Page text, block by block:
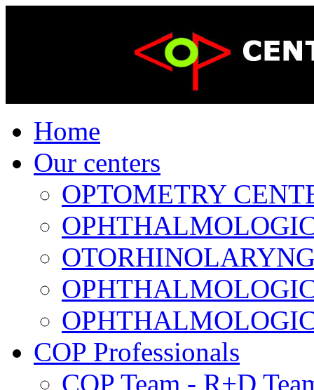
Home
Our centers
OPTOMETRY
COP Professionals
COP Team - R+D